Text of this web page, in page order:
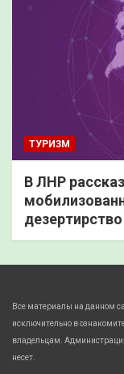
ТУРИЗМ
В ЛНР
дезертирство
Все материалы на данном
исключительно в
владельцам.
несет.